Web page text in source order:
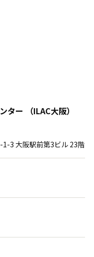
ター （ILAC大阪）
3 大阪駅前第3ビル 23階